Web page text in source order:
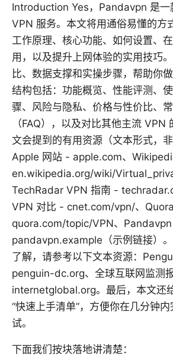
Introduction Yes，Pandavpn 是一
VPN 服务。本文将用通俗易懂的方
工作原理、核心功能、如何设置、
用，以及提升上网体验的实用技巧
比、数据支撑和实操步骤，帮助你
结构包括：功能概览、性能评测、
骤、风险与隐私、价格与性价比、
（FAQ），以及对比其他主流 VPN
文会提到的有用资源（文本形式，非
Apple 网站 - apple.com、
en.wikipedia.org/wiki/
TechRadar VPN 指南 -
VPN 对比 - cnet.com/vpn/、
quora.com/topic/VPN、
pandavpn.example（示例链接）
了解，请参考以下文本资源：
penguin-dc.org、全球互联网监测
internetglobal.org。最后，本文还
“快速上手清单”，方便你在几分钟
试。
下面我们按块落地讲清楚：